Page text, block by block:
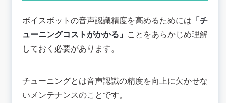
ボイスボットの音声認識精度を高めるためには 「チ
ューニングコストがかかる」 ことをあらかじめ理解
しておく必要があります。
チューニングとは音声認識の精度を向上に欠かせな
いメンテナンスのことです。